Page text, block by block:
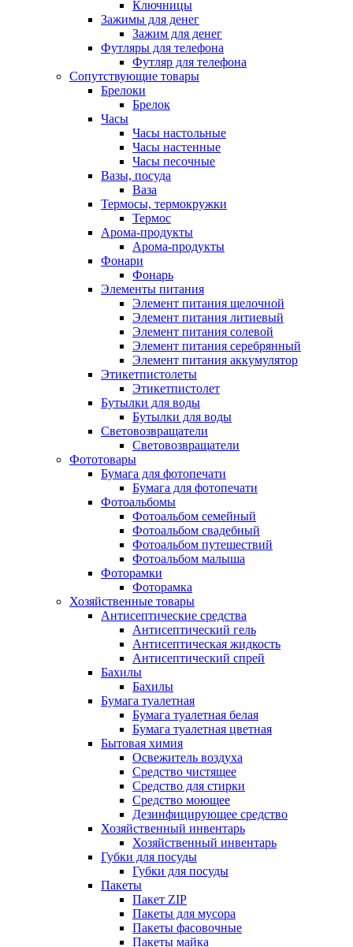
Ключницы
Зажимы для денег
Зажим для денег
Футляры для телефона
Футляр для телефона
Сопутствующие товары
Брелоки
Брелок
Часы
Часы настольные
Часы настенные
Часы песочные
Вазы, посуда
Ваза
Термосы, термокружки
Термос
Арома-продукты
Арома-продукты
Фонари
Фонарь
Элементы питания
Элемент питания щелочной
Элемент питания литиевый
Элемент питания солевой
Элемент питания серебрянный
Элемент питания аккумулятор
Этикетпистолеты
Этикетпистолет
Бутылки для воды
Бутылки для воды
Световозвращатели
Световозвращатели
Фототовары
Бумага для фотопечати
Бумага для фотопечати
Фотоальбомы
Фотоальбом семейный
Фотоальбом свадебный
Фотоальбом путешествий
Фотоальбом малыша
Фоторамки
Фоторамка
Хозяйственные товары
Антисептические средства
Антисептический гель
Антисептическая жидкость
Антисептический спрей
Бахилы
Бахилы
Бумага туалетная
Бумага туалетная белая
Бумага туалетная цветная
Бытовая химия
Освежитель воздуха
Средство чистящее
Средство для стирки
Средство моющее
Дезинфицирующее средство
Хозяйственный инвентарь
Хозяйственный инвентарь
Губки для посуды
Губки для посуды
Пакеты
Пакет ZIP
Пакеты для мусора
Пакеты фасовочные
Пакеты майка